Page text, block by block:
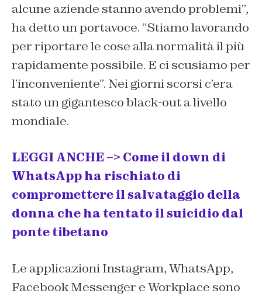
alcune aziende stanno avendo problemi”,
ha detto un portavoce. “Stiamo lavorando
per riportare le cose alla normalità il più
rapidamente possibile. E ci scusiamo per
l’inconveniente”. Nei giorni scorsi c’era
stato un gigantesco black-out a livello
mondiale.
LEGGI ANCHE –> Come il down di
WhatsApp ha rischiato di
compromettere il salvataggio della
donna che ha tentato il suicidio dal
ponte tibetano
Le applicazioni Instagram, WhatsApp,
Facebook Messenger e Workplace sono